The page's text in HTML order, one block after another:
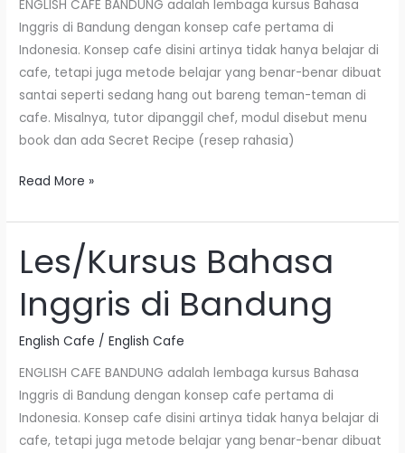
ENGLISH CAFE BANDUNG adalah lembaga kursus Bahasa
Inggris di Bandung dengan konsep cafe pertama di
Indonesia. Konsep cafe disini artinya tidak hanya belajar di
cafe, tetapi juga metode belajar yang benar-benar dibuat
santai seperti sedang hang out bareng teman-teman di
cafe. Misalnya, tutor dipanggil chef, modul disebut menu
book dan ada Secret Recipe (resep rahasia)
Read More »
Les/Kursus Bahasa
Inggris di Bandung
English Cafe /English Cafe
ENGLISH CAFE BANDUNG adalah lembaga kursus Bahasa
Inggris di Bandung dengan konsep cafe pertama di
Indonesia. Konsep cafe disini artinya tidak hanya belajar di
cafe, tetapi juga metode belajar yang benar-benar dibuat
Les/Kursus
Bahasa
Inggris
di
Bandung